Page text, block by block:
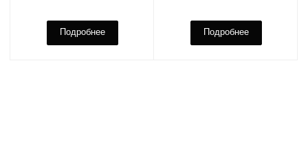
Подробнее Подробнее